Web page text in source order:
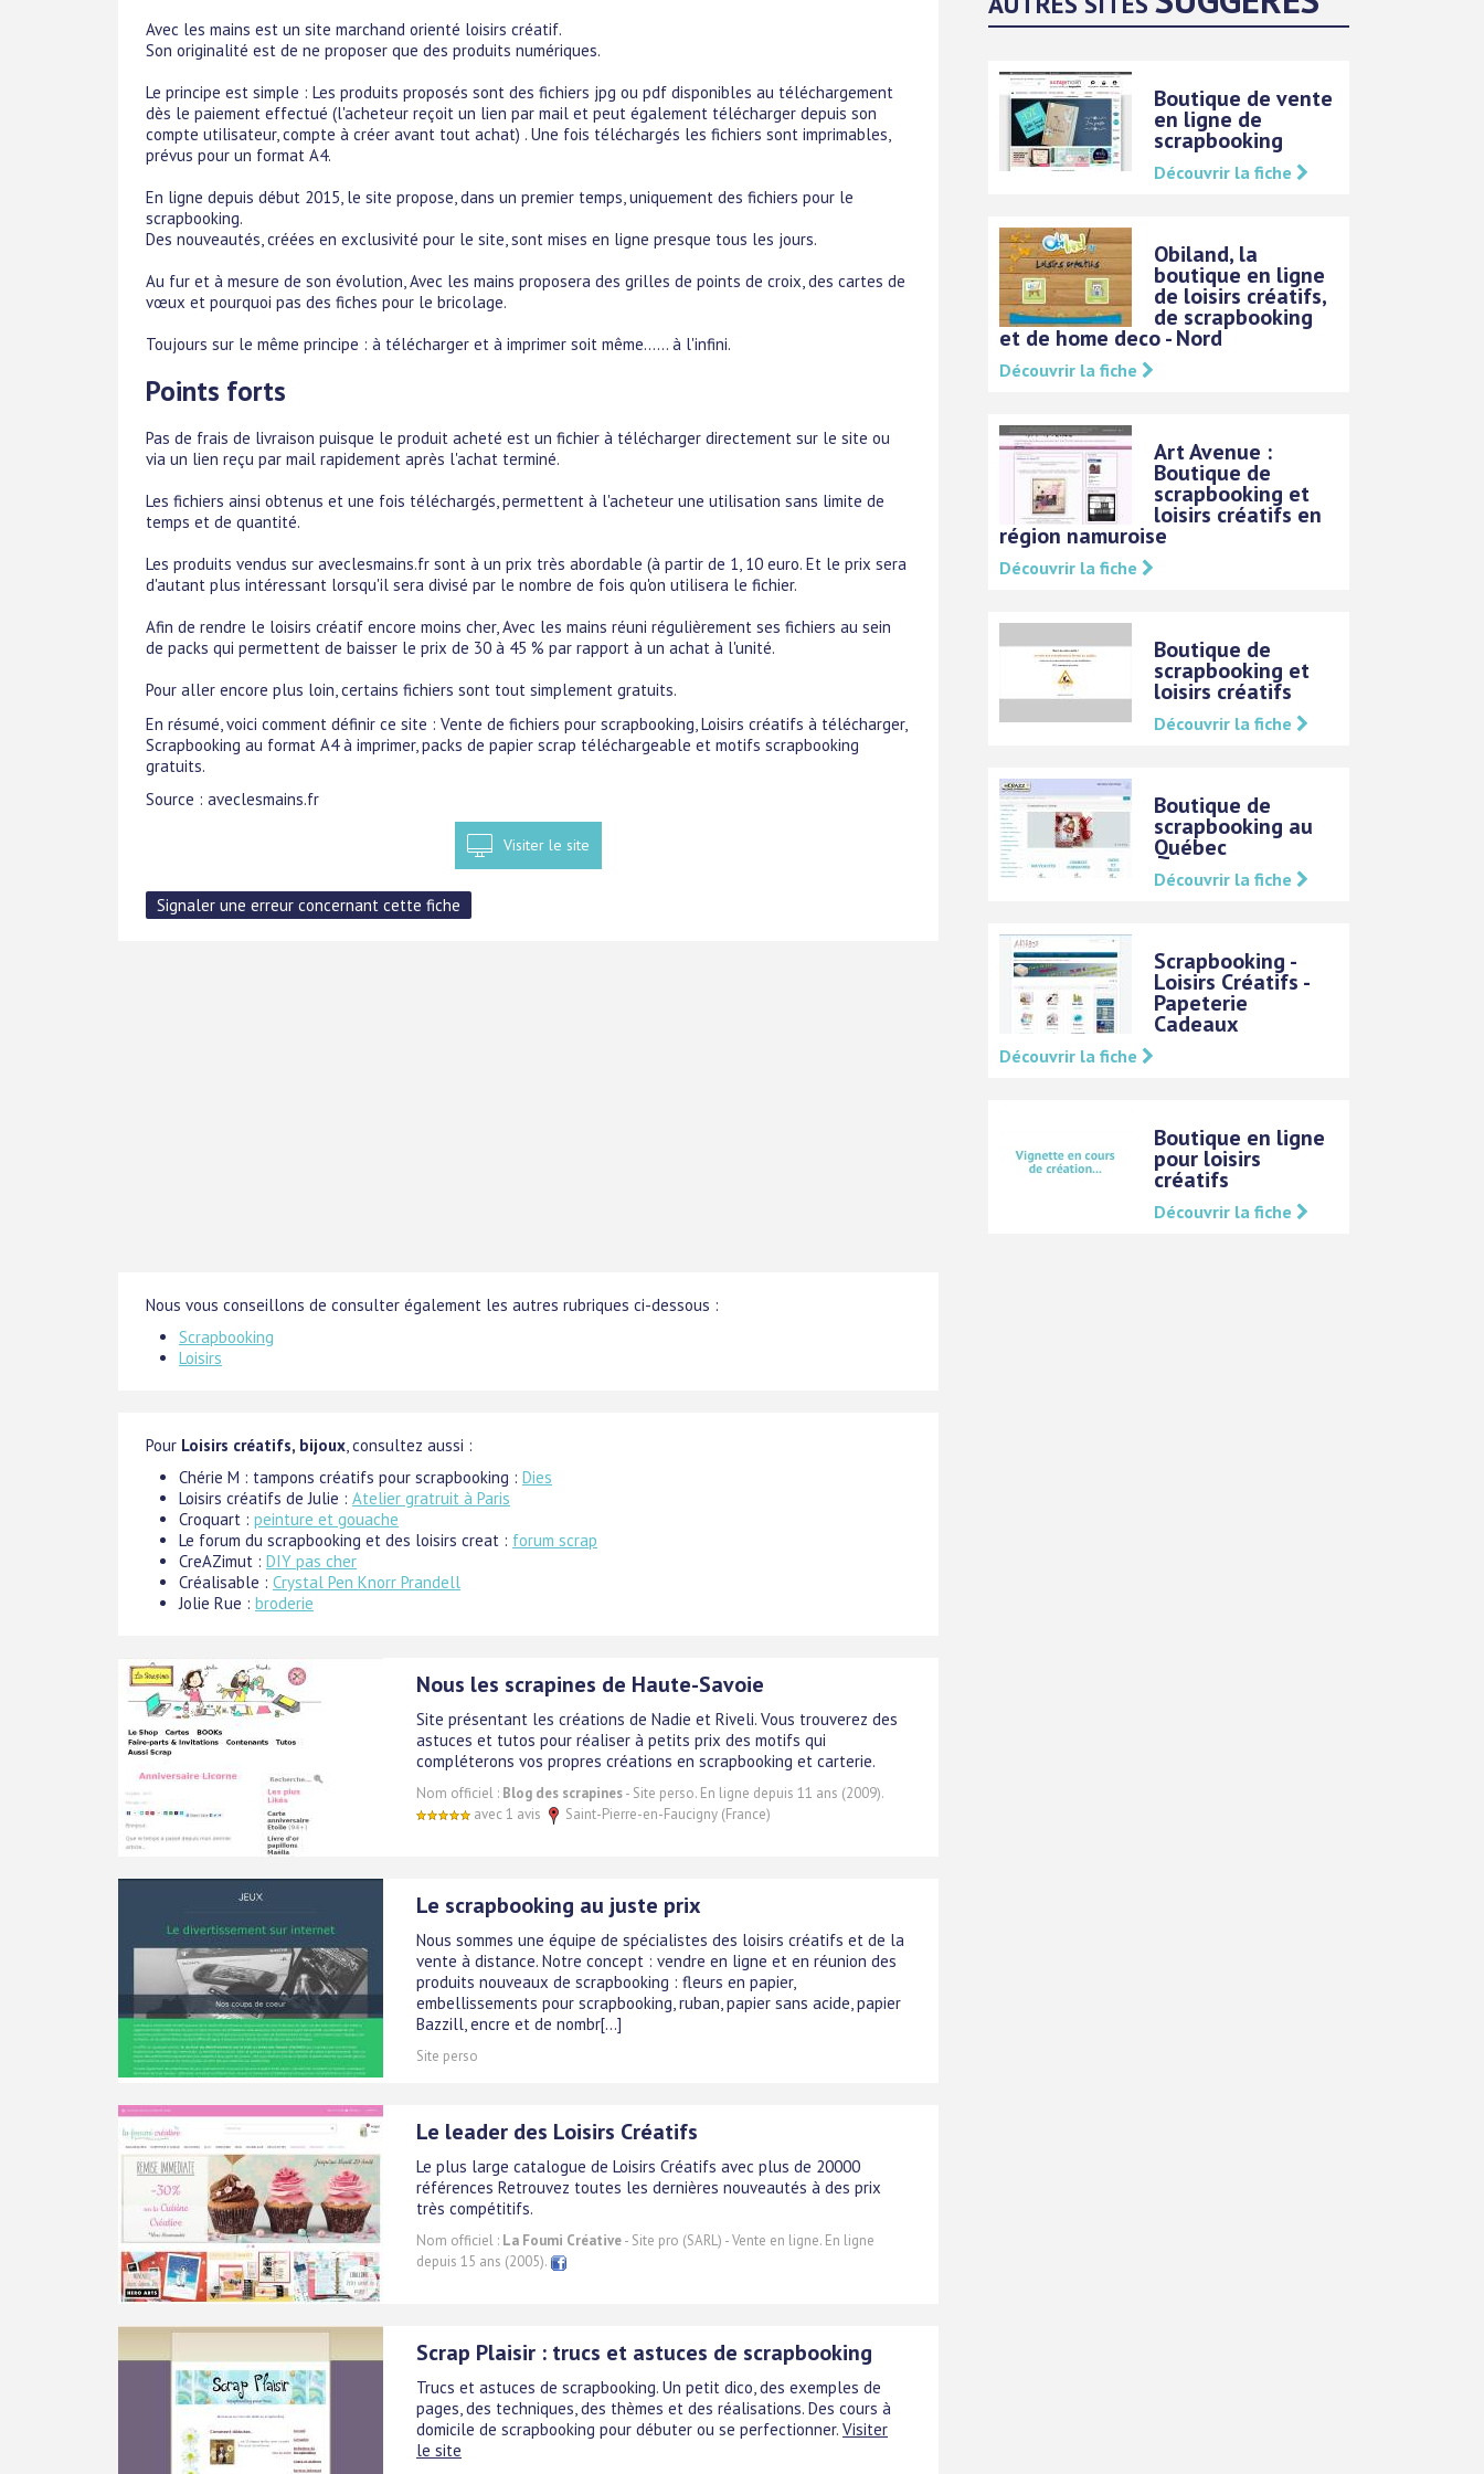
Avec les mains est un site marchand orienté loisirs créatif.
Son originalité est de ne proposer que des produits numériques.
Le principe est simple : Les produits proposés sont des fichiers jpg ou pdf disponibles au téléchargement
dès le paiement effectué (l'acheteur reçoit un lien par mail et peut également télécharger depuis son
compte utilisateur, compte à créer avant tout achat) . Une fois téléchargés les fichiers sont imprimables,
prévus pour un format A4.
En ligne depuis début 2015, le site propose, dans un premier temps, uniquement des fichiers pour le
scrapbooking.
Des nouveautés, créées en exclusivité pour le site, sont mises en ligne presque tous les jours.
Au fur et à mesure de son évolution, Avec les mains proposera des grilles de points de croix, des cartes de
vœux et pourquoi pas des fiches pour le bricolage.
Toujours sur le même principe : à télécharger et à imprimer soit même...... à l'infini.
Points forts
Pas de frais de livraison puisque le produit acheté est un fichier à télécharger directement sur le site ou
via un lien reçu par mail rapidement après l'achat terminé.
Les fichiers ainsi obtenus et une fois téléchargés, permettent à l'acheteur une utilisation sans limite de
temps et de quantité.
Les produits vendus sur aveclesmains.fr sont à un prix très abordable (à partir de 1, 10 euro. Et le prix sera
d'autant plus intéressant lorsqu'il sera divisé par le nombre de fois qu'on utilisera le fichier.
Afin de rendre le loisirs créatif encore moins cher, Avec les mains réuni régulièrement ses fichiers au sein
de packs qui permettent de baisser le prix de 30 à 45 % par rapport à un achat à l'unité.
Pour aller encore plus loin, certains fichiers sont tout simplement gratuits.
En résumé, voici comment définir ce site : Vente de fichiers pour scrapbooking, Loisirs créatifs à télécharger,
Scrapbooking au format A4 à imprimer, packs de papier scrap téléchargeable et motifs scrapbooking
gratuits.
Source : aveclesmains.fr
Visiter le site
Nous vous conseillons de consulter également les autres rubriques ci-dessous :
Scrapbooking
Loisirs
Pour Loisirs créatifs, bijoux, consultez aussi :
Chérie M : tampons créatifs pour scrapbooking : Dies
Loisirs créatifs de Julie : Atelier gratruit à Paris
Croquart : peinture et gouache
Le forum du scrapbooking et des loisirs creat : forum scrap
CreAZimut : DIY pas cher
Créalisable : Crystal Pen Knorr Prandell
Jolie Rue : broderie
Nous les scrapines de Haute-Savoie
Site présentant les créations de Nadie et Riveli. Vous trouverez des
astuces et tutos pour réaliser à petits prix des motifs qui
compléterons vos propres créations en scrapbooking et carterie.
Nom officiel : Blog des scrapines- Site perso. En ligne depuis 11 ans (2009).
avec 1 avis
Saint-Pierre-en-Faucigny (France)
Le scrapbooking au juste prix
Nous sommes une équipe de spécialistes des loisirs créatifs et de la
vente à distance. Notre concept : vendre en ligne et en réunion des
produits nouveaux de scrapbooking : fleurs en papier,
embellissements pour scrapbooking, ruban, papier sans acide, papier
Bazzill, encre et de nombr[...]
Site perso
Le leader des Loisirs Créatifs
Le plus large catalogue de Loisirs Créatifs avec plus de 20000
références Retrouvez toutes les dernières nouveautés à des prix
très compétitifs.
Nom officiel : La Foumi Créative- Site pro (SARL) - Vente en ligne. En ligne
depuis 15 ans (2005).
Scrap Plaisir : trucs et astuces de scrapbooking
Trucs et astuces de scrapbooking. Un petit dico, des exemples de
pages, des techniques, des thèmes et des réalisations. Des cours à
domicile de scrapbooking pour débuter ou se perfectionner. Visiter
le site
Boutique de vente
en ligne de
scrapbooking
Découvrir la fiche
Obiland, la
boutique en ligne
de loisirs créatifs,
de scrapbooking
et de home deco - Nord
Découvrir la fiche
Art Avenue :
Boutique de
scrapbooking et
loisirs créatifs en
région namuroise
Découvrir la fiche
Boutique de
scrapbooking et
loisirs créatifs
Découvrir la fiche
Boutique de
scrapbooking au
Québec
Découvrir la fiche
Scrapbooking -
Loisirs Créatifs -
Papeterie
Cadeaux
Découvrir la fiche
Boutique en ligne
pour loisirs
créatifs
Découvrir la fiche